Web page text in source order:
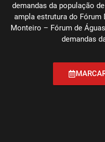
demandas da população
ampla estrutura do Fórum
Monteiro – Fórum de
demandas